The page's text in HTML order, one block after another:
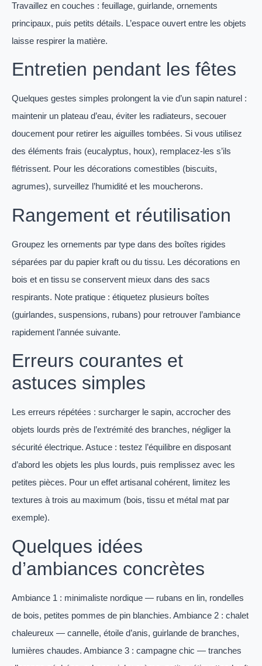
Travaillez en couches : feuillage, guirlande, ornements
principaux, puis petits détails. L’espace ouvert entre les objets
laisse respirer la matière.
Entretien pendant les fêtes
Quelques gestes simples prolongent la vie d’un sapin naturel :
maintenir un plateau d’eau, éviter les radiateurs, secouer
doucement pour retirer les aiguilles tombées. Si vous utilisez
des éléments frais (eucalyptus, houx), remplacez-les s’ils
flétrissent. Pour les décorations comestibles (biscuits,
agrumes), surveillez l’humidité et les moucherons.
Rangement et réutilisation
Groupez les ornements par type dans des boîtes rigides
séparées par du papier kraft ou du tissu. Les décorations en
bois et en tissu se conservent mieux dans des sacs
respirants. Note pratique : étiquetez plusieurs boîtes
(guirlandes, suspensions, rubans) pour retrouver l’ambiance
rapidement l’année suivante.
Erreurs courantes et
astuces simples
Les erreurs répétées : surcharger le sapin, accrocher des
objets lourds près de l’extrémité des branches, négliger la
sécurité électrique. Astuce : testez l’équilibre en disposant
d’abord les objets les plus lourds, puis remplissez avec les
petites pièces. Pour un effet artisanal cohérent, limitez les
textures à trois au maximum (bois, tissu et métal mat par
exemple).
Quelques idées
d’ambiances concrètes
Ambiance 1 : minimaliste nordique — rubans en lin, rondelles
de bois, petites pommes de pin blanchies. Ambiance 2 : chalet
chaleureux — cannelle, étoile d’anis, guirlande de branches,
lumières chaudes. Ambiance 3 : campagne chic — tranches